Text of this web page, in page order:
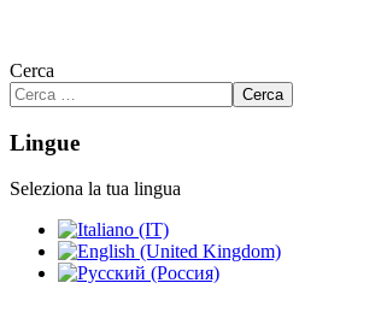
Cerca
Cerca
Lingue
Seleziona la tua lingua